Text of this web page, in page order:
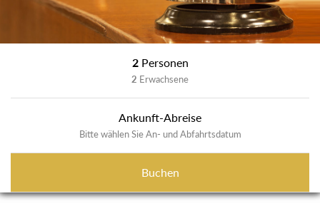
2 Personen
2 Erwachsene
Ankunft-Abreise
Bitte wählen Sie An- und Abfahrtsdatum
Buchen